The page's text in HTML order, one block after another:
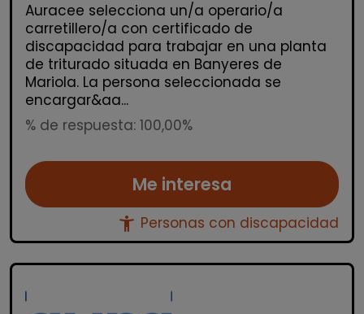
Auracee selecciona un/a operario/a
carretillero/a con certificado de
discapacidad para trabajar en una planta
de triturado situada en Banyeres de
Mariola. La persona seleccionada se
encargar&aa...
% de respuesta: 100,00%
Me interesa
accessibility_new Personas con discapacidad